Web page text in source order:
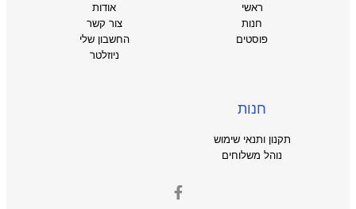
ראשי
חנות
פוסטים
אודות
צור קשר
החשבון שלי
ניוזלטר
חנות
תקנון ותנאי שימוש
נוהל משלוחים